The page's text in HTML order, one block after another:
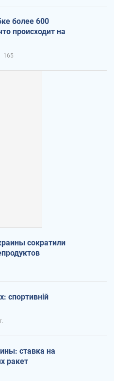
более 600
происходит на
165
сократили
спортивній
ставка на
ракет